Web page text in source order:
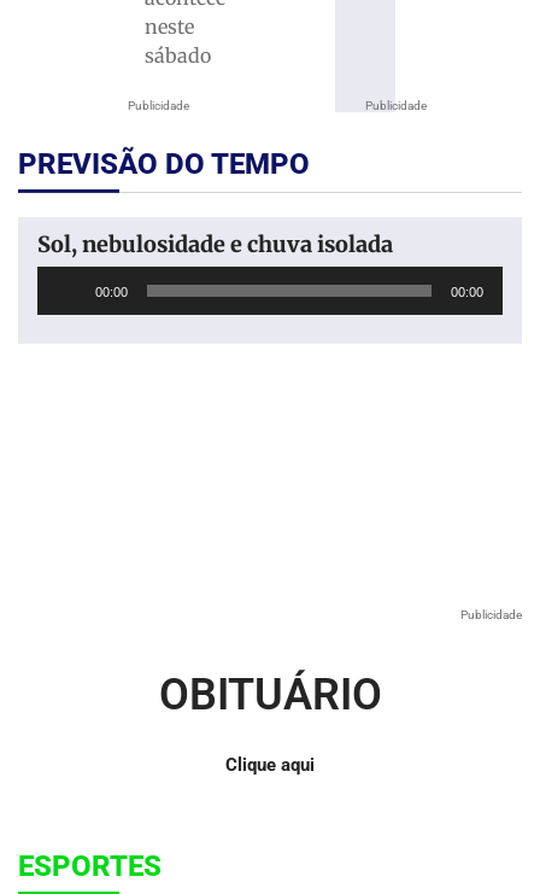
Publicidade
neste
sábado
Publicidade
PREVISÃO DO TEMPO
Sol, nebulosidade e chuva isolada
00:00 00:00
Publicidade
OBITUÁRIO
Clique aqui
ESPORTES